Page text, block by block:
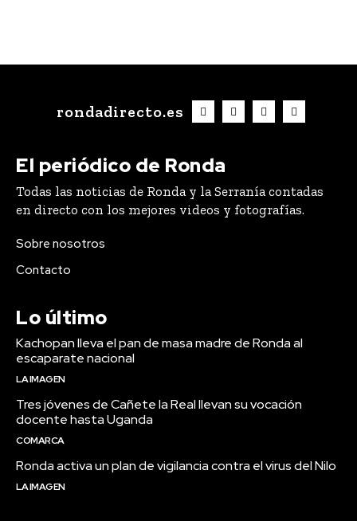
rondadirecto.es
El periódico de Ronda
Todas las noticias de Ronda y la Serranía contadas
en directo con los mejores videos y fotografías.
Sobre nosotros
Contacto
Lo último
Kachopan lleva el pan de masa madre de Ronda al
escaparate nacional
LA IMAGEN
Tres jóvenes de Cañete la Real llevan su vocación
docente hasta Uganda
COMARCA
Ronda activa un plan de vigilancia contra el virus del Nilo
LA IMAGEN